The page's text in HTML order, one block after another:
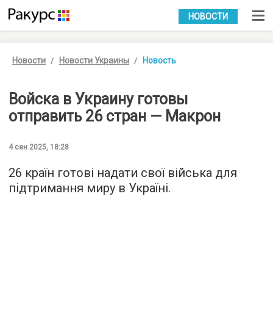
УКР РУС
НОВОСТИ
Новости Новости Украины Новость
Войска в Украину готовы
отправить 26 стран — Макрон
4 сен 2025, 18:28
26 країн готові надати свої війська для
підтримання миру в Україні.